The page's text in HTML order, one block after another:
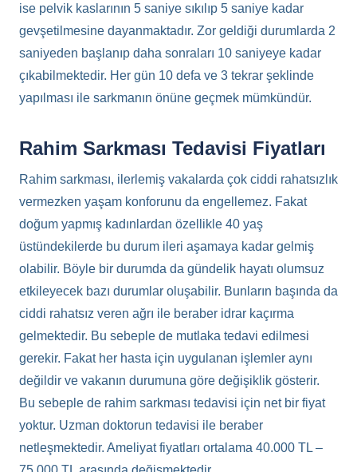
ise pelvik kaslarının 5 saniye sıkılıp 5 saniye kadar
gevşetilmesine dayanmaktadır. Zor geldiği durumlarda 2
saniyeden başlanıp daha sonraları 10 saniyeye kadar
çıkabilmektedir. Her gün 10 defa ve 3 tekrar şeklinde
yapılması ile sarkmanın önüne geçmek mümkündür.
Rahim Sarkması Tedavisi Fiyatları
Rahim sarkması, ilerlemiş vakalarda çok ciddi rahatsızlık
vermezken yaşam konforunu da engellemez. Fakat
doğum yapmış kadınlardan özellikle 40 yaş
üstündekilerde bu durum ileri aşamaya kadar gelmiş
olabilir. Böyle bir durumda da gündelik hayatı olumsuz
etkileyecek bazı durumlar oluşabilir. Bunların başında da
ciddi rahatsız veren ağrı ile beraber idrar kaçırma
gelmektedir. Bu sebeple de mutlaka tedavi edilmesi
gerekir. Fakat her hasta için uygulanan işlemler aynı
değildir ve vakanın durumuna göre değişiklik gösterir.
Bu sebeple de rahim sarkması tedavisi için net bir fiyat
yoktur. Uzman doktorun tedavisi ile beraber
netleşmektedir. Ameliyat fiyatları ortalama 40.000 TL –